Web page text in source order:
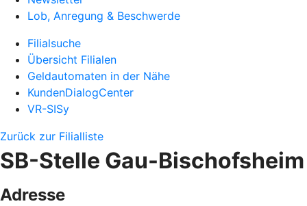
Lob, Anregung & Beschwerde
Filialsuche
Übersicht Filialen
Geldautomaten in der Nähe
KundenDialogCenter
VR-SISy
Zurück zur Filialliste
SB-Stelle Gau-Bischofsheim
Adresse